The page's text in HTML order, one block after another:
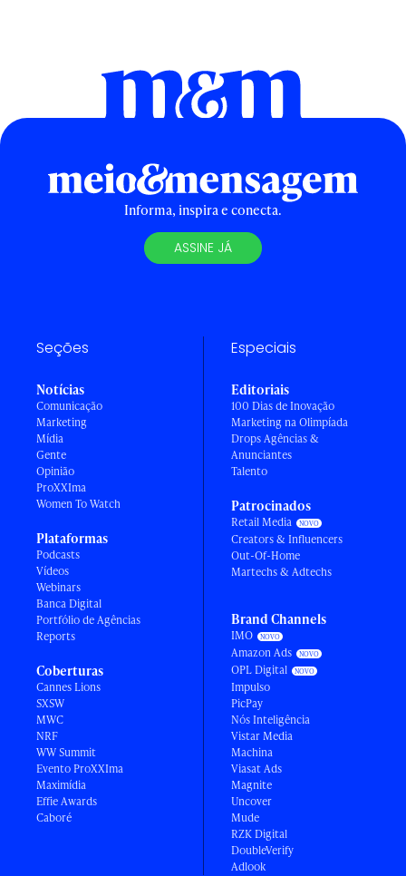
Informa, inspira e conecta.
ASSINE JÁ
Seções
Notícias
Comunicação
Marketing
Mídia
Gente
Opinião
ProXXIma
Women To Watch
Plataformas
Podcasts
Vídeos
Webinars
Banca Digital
Portfólio de Agências
Reports
Coberturas
Cannes Lions
SXSW
MWC
NRF
WW Summit
Evento ProXXIma
Maximídia
Effie Awards
Caboré
Especiais
Editoriais
100 Dias de Inovação
Marketing na Olimpíada
Drops Agências &
Anunciantes
Talento
Patrocinados
Retail Media
Creators & Influencers
Out-Of-Home
Martechs & Adtechs
Brand Channels
IMO
Amazon Ads
OPL Digital
Impulso
PicPay
Nós Inteligência
Vistar Media
Machina
Viasat Ads
Magnite
Uncover
Mude
RZK Digital
DoubleVerify
Adlook